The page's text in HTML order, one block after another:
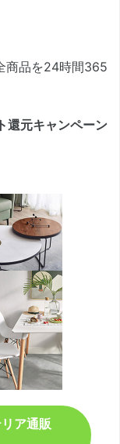
商品を24時間365
還元キャンペーン
ア通販